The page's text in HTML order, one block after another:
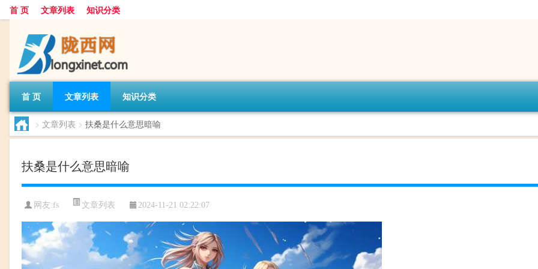
首 页 文章列表 知识分类
首 页 文章列表 知识分类
> 文章列表 > 扶桑是什么意思暗喻
扶桑是什么意思暗喻
网友:fs 文章列表 2024-11-21 02:22:07